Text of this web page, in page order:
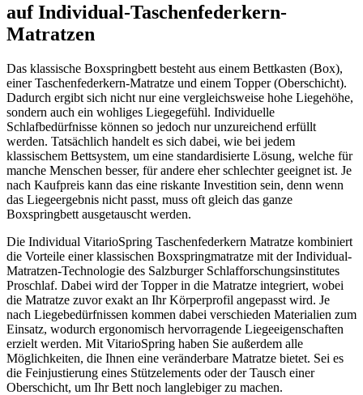
auf Individual-Taschenfederkern-
Matratzen
Das klassische Boxspringbett besteht aus einem Bettkasten (Box),
einer Taschenfederkern-Matratze und einem Topper (Oberschicht).
Dadurch ergibt sich nicht nur eine vergleichsweise hohe Liegehöhe,
sondern auch ein wohliges Liegegefühl. Individuelle
Schlafbedürfnisse können so jedoch nur unzureichend erfüllt
werden. Tatsächlich handelt es sich dabei, wie bei jedem
klassischem Bettsystem, um eine standardisierte Lösung, welche für
manche Menschen besser, für andere eher schlechter geeignet ist. Je
nach Kaufpreis kann das eine riskante Investition sein, denn wenn
das Liegeergebnis nicht passt, muss oft gleich das ganze
Boxspringbett ausgetauscht werden.
Die Individual VitarioSpring Taschenfederkern Matratze kombiniert
die Vorteile einer klassischen Boxspringmatratze mit der Individual-
Matratzen-Technologie des Salzburger Schlafforschungsinstitutes
Proschlaf. Dabei wird der Topper in die Matratze integriert, wobei
die Matratze zuvor exakt an Ihr Körperprofil angepasst wird. Je
nach Liegebedürfnissen kommen dabei verschieden Materialien zum
Einsatz, wodurch ergonomisch hervorragende Liegeeigenschaften
erzielt werden. Mit VitarioSpring haben Sie außerdem alle
Möglichkeiten, die Ihnen eine veränderbare Matratze bietet. Sei es
die Feinjustierung eines Stützelements oder der Tausch einer
Oberschicht, um Ihr Bett noch langlebiger zu machen.